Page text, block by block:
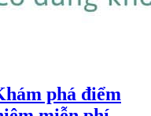
phá điểm